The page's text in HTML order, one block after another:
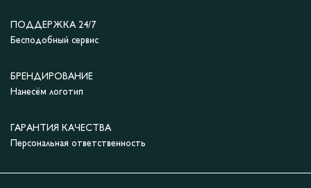
ПОДДЕРЖКА 24/7
Бесподобный сервис
БРЕНДИРОВАНИЕ
Нанесём логотип
ГАРАНТИЯ КАЧЕСТВА
Персональная ответственность